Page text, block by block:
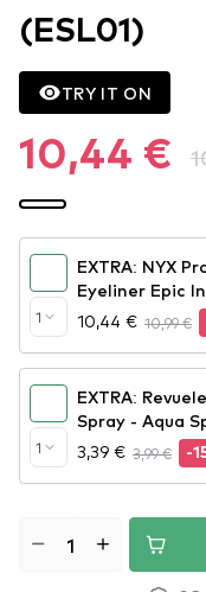
(ESL01)
TRY IT ON
10,44 €
1
EXTRA: NYX
Eyeliner Epic
10,44 € 10,99 €
1
EXTRA:
Spray - Aqua
Cryo Effect
3,39 € 3,99 € -